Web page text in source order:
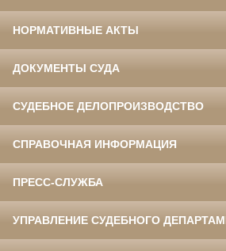
НОРМАТИВНЫЕ АКТЫ
ДОКУМЕНТЫ СУДА
СУДЕБНОЕ ДЕЛОПРОИЗВОДСТВО
СПРАВОЧНАЯ ИНФОРМАЦИЯ
ПРЕСС-СЛУЖБА
УПРАВЛЕНИЕ СУДЕБНОГО